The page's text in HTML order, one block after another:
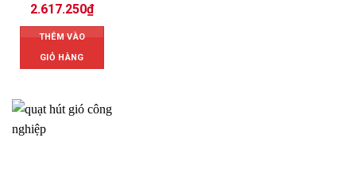
2.617.250₫
THÊM VÀO
GIỎ HÀNG